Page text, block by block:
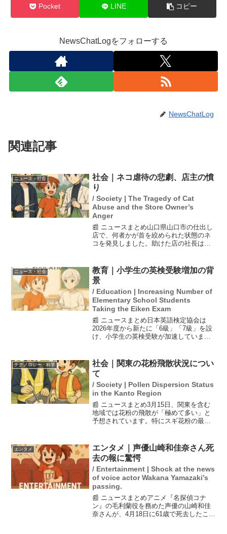
Pocket LINE コピー
NewsChatLogをフォローする
NewsChatLog
関連記事
ニュース・社会
社会｜ネコ虐待の悲劇、店主の憤
り
/ Society | The Tragedy of Cat
Abuse and the Store Owner’s
Anger
📰 ニュースまとめ山口県山口市の仕出し
店で、何者かが首を絞められた状態のネ
コを発見しました。助けた店の社長は、
は水の入ったペットボトルがついてお
り、過去にも同様の事件が...
ニュース・社会
教育｜小学生の英検受験増加の背
景
/ Education | Increasing Number of
Elementary School Students
Taking the Eiken Exam
📰 ニュースまとめ日本英語検定協会は
2026年度から新たに「6級」「7級」を設
け、小学生の英検受験が加速していま
ることが要因です。特に大阪では英検取
得が受験での有利な条...
テクノロジー・科学
社会｜関東の花粉飛散状況につい
て
/ Society | Pollen Dispersion Status
in the Kanto Region
📰 ニュースまとめ3月15日、関東を含む
地域では花粉の飛散が「極めて多い」と
予想されています。特にスギ花粉の最盛
方々は引き続き対策を講じることが重要
です。特に両方のアレ...
エンタメ
エンタメ｜声優山崎和佳奈さん死
去の報に驚愕
/ Entertainment | Shock at the news
of voice actor Wakana Yamazaki’s
passing.
📰 ニュースまとめアニメ『名探偵コナ
ン』の毛利蘭役を務めた声優の山崎和佳
奈さんが、4月18日に61歳で死去したこと